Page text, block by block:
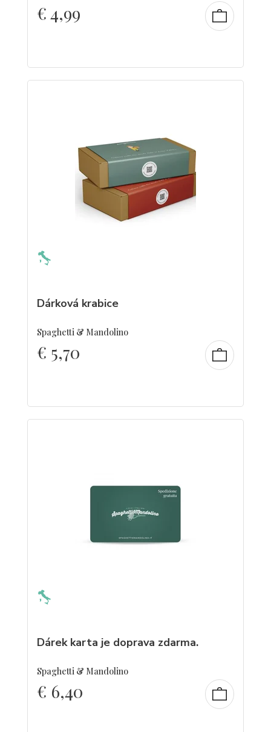
€4,99
Dárková krabice
Spaghetti & Mandolino
€ 5,70
Dárek karta je doprava zdarma.
Spaghetti & Mandolino
€ 6,40